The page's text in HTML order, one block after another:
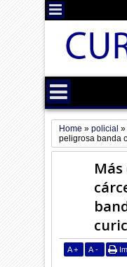
Home »policial »
peligrosa banda
Más
A + A -